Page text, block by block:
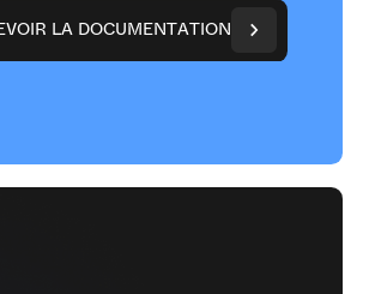
VOIR LA DOCUMENTATION